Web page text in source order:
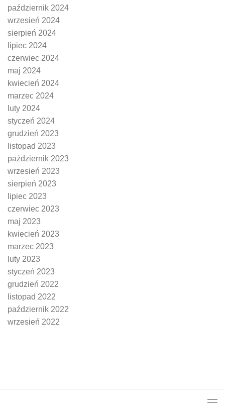
październik 2024
wrzesień 2024
sierpień 2024
lipiec 2024
czerwiec 2024
maj 2024
kwiecień 2024
marzec 2024
luty 2024
styczeń 2024
grudzień 2023
listopad 2023
październik 2023
wrzesień 2023
sierpień 2023
lipiec 2023
czerwiec 2023
maj 2023
kwiecień 2023
marzec 2023
luty 2023
styczeń 2023
grudzień 2022
listopad 2022
październik 2022
wrzesień 2022